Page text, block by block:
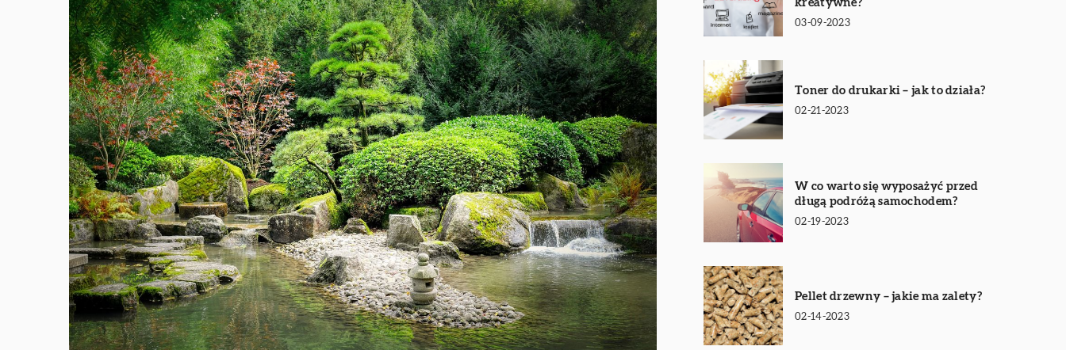
kreatywne?
03-09-2023
Toner do drukarki – jak to działa?
02-21-2023
W co warto się wyposażyć przed
długą podróżą samochodem?
02-19-2023
Pellet drzewny – jakie ma zalety?
02-14-2023